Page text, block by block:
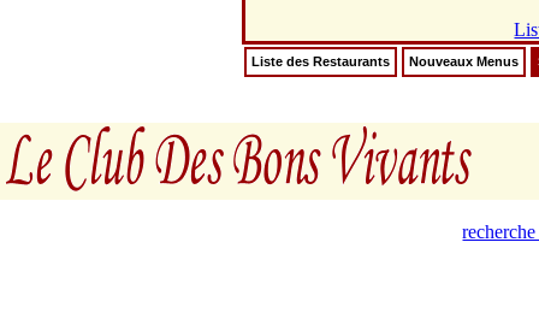
Liste des Restaurants Nouveaux Menus